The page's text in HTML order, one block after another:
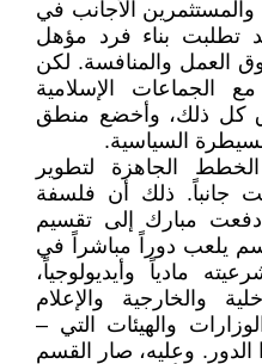
الأجانب في
تطلبت بناء فرد مؤهل
العمل والمنافسة. لكن
الجماعات الإسلامية
كل ذلك، وأخضع منطق
السياسية.
الجاهزة لتطوير
جانباً. ذلك أن فلسفة
مبارك إلى تقسيم
يلعب دوراً مباشراً في
مادياً وأيديولوجياً،
والخارجية والإعلام
والهيئات التي –
الدور. وعليه، صار القسم